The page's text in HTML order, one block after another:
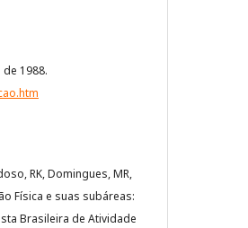
1988.
RK, Domingues, MR,
Física e suas subáreas:
Brasileira de Atividade